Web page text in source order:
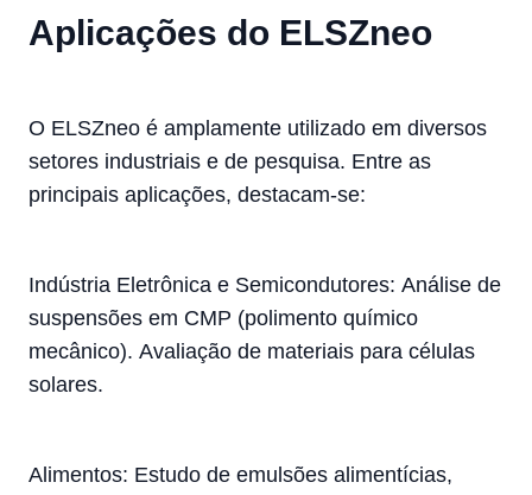
Aplicações do ELSZneo
O ELSZneo é amplamente utilizado em diversos
setores industriais e de pesquisa. Entre as
principais aplicações, destacam-se:
Indústria Eletrônica e Semicondutores: Análise de
suspensões em CMP (polimento químico
mecânico). Avaliação de materiais para células
solares.
Alimentos: Estudo de emulsões alimentícias,